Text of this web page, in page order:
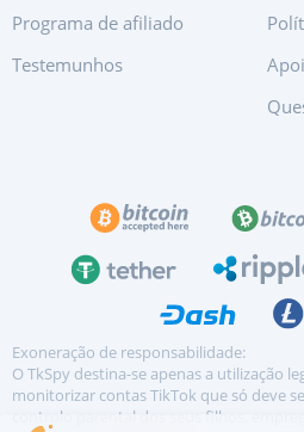
Programa de afiliado
Testemunhos
Exoneração de responsabilidade:
O TkSpy destina-se apenas a utilização
monitorizar contas TikTok que só deve
controlo parental dos seus filhos,